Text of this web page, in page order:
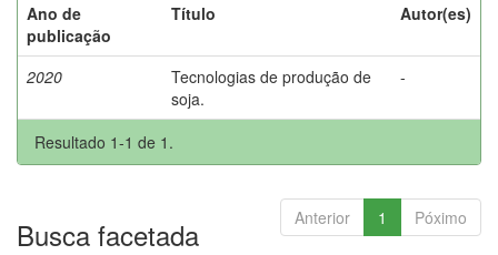
Ano de
publicação
Título Autor(es)
2020
Tecnologias de produção de
soja.
-
Resultado 1-1 de 1.
Anterior 1 Póximo
Busca facetada